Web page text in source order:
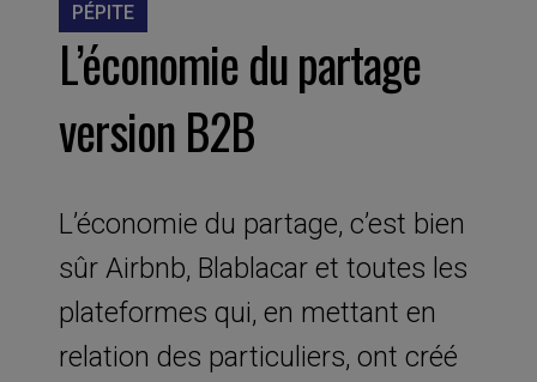
PÉPITE
L’économie du partage
version B2B
L’économie du partage, c’est bien
sûr Airbnb, Blablacar et toutes les
plateformes qui, en mettant en
relation des particuliers, ont créé